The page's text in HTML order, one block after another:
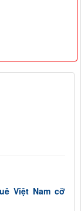
Việt Nam cỡ